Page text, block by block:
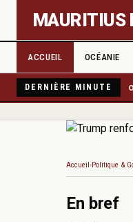
MAURITIUS
ACCUEIL OCÉANIE
DERNIÈRE MINUTE
International
Accueil Politique &
En bref